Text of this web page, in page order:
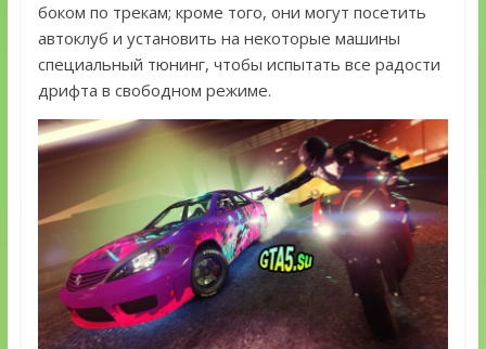
боком по трекам; кроме того, они могут посетить
автоклуб и установить на некоторые машины
специальный тюнинг, чтобы испытать все радости
дрифта в свободном режиме.